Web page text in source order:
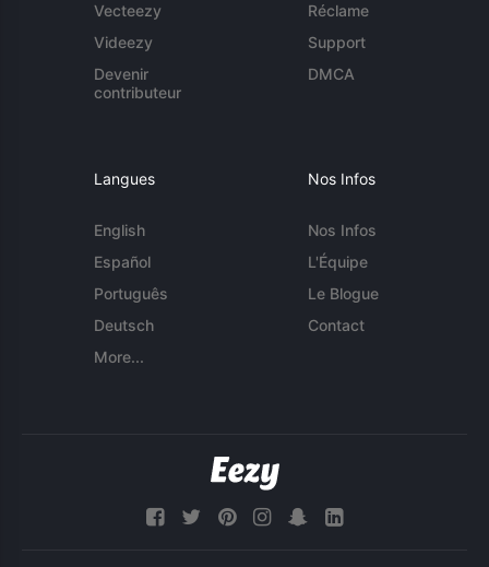
Vecteezy
Videezy
Devenir
contributeur
Réclame
Support
DMCA
Langues
English
Español
Português
Deutsch
More...
Nos Infos
Nos Infos
L'Équipe
Le Blogue
Contact